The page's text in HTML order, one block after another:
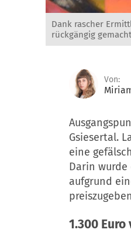
Dank rascher
rückgängig
Von:
Gsiesertal.
eine
Darin
aufgrund
1.300